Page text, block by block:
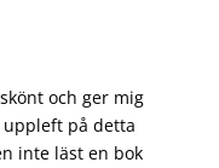
och ger mig
på detta
inte läst en bok